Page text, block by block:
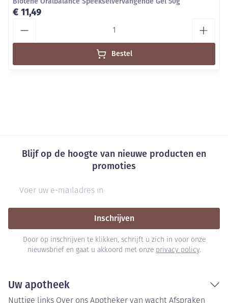
€ 11,49
Bestel
Blijf op de hoogte van nieuwe producten en
promoties
Inschrijven
Door op inschrijven te klikken, schrijft u zich in voor onze
nieuwsbrief en gaat u akkoord met onze privacy policy.
Uw apotheek
Nuttige links Over ons Apotheker van wacht Afspraken